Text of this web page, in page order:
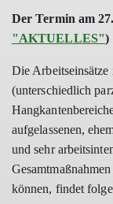
Der Termin am
"AKTUELLES")
Die Arbeitseinsätze
(unterschiedlich
aufgelassenen,
und sehr
können, findet